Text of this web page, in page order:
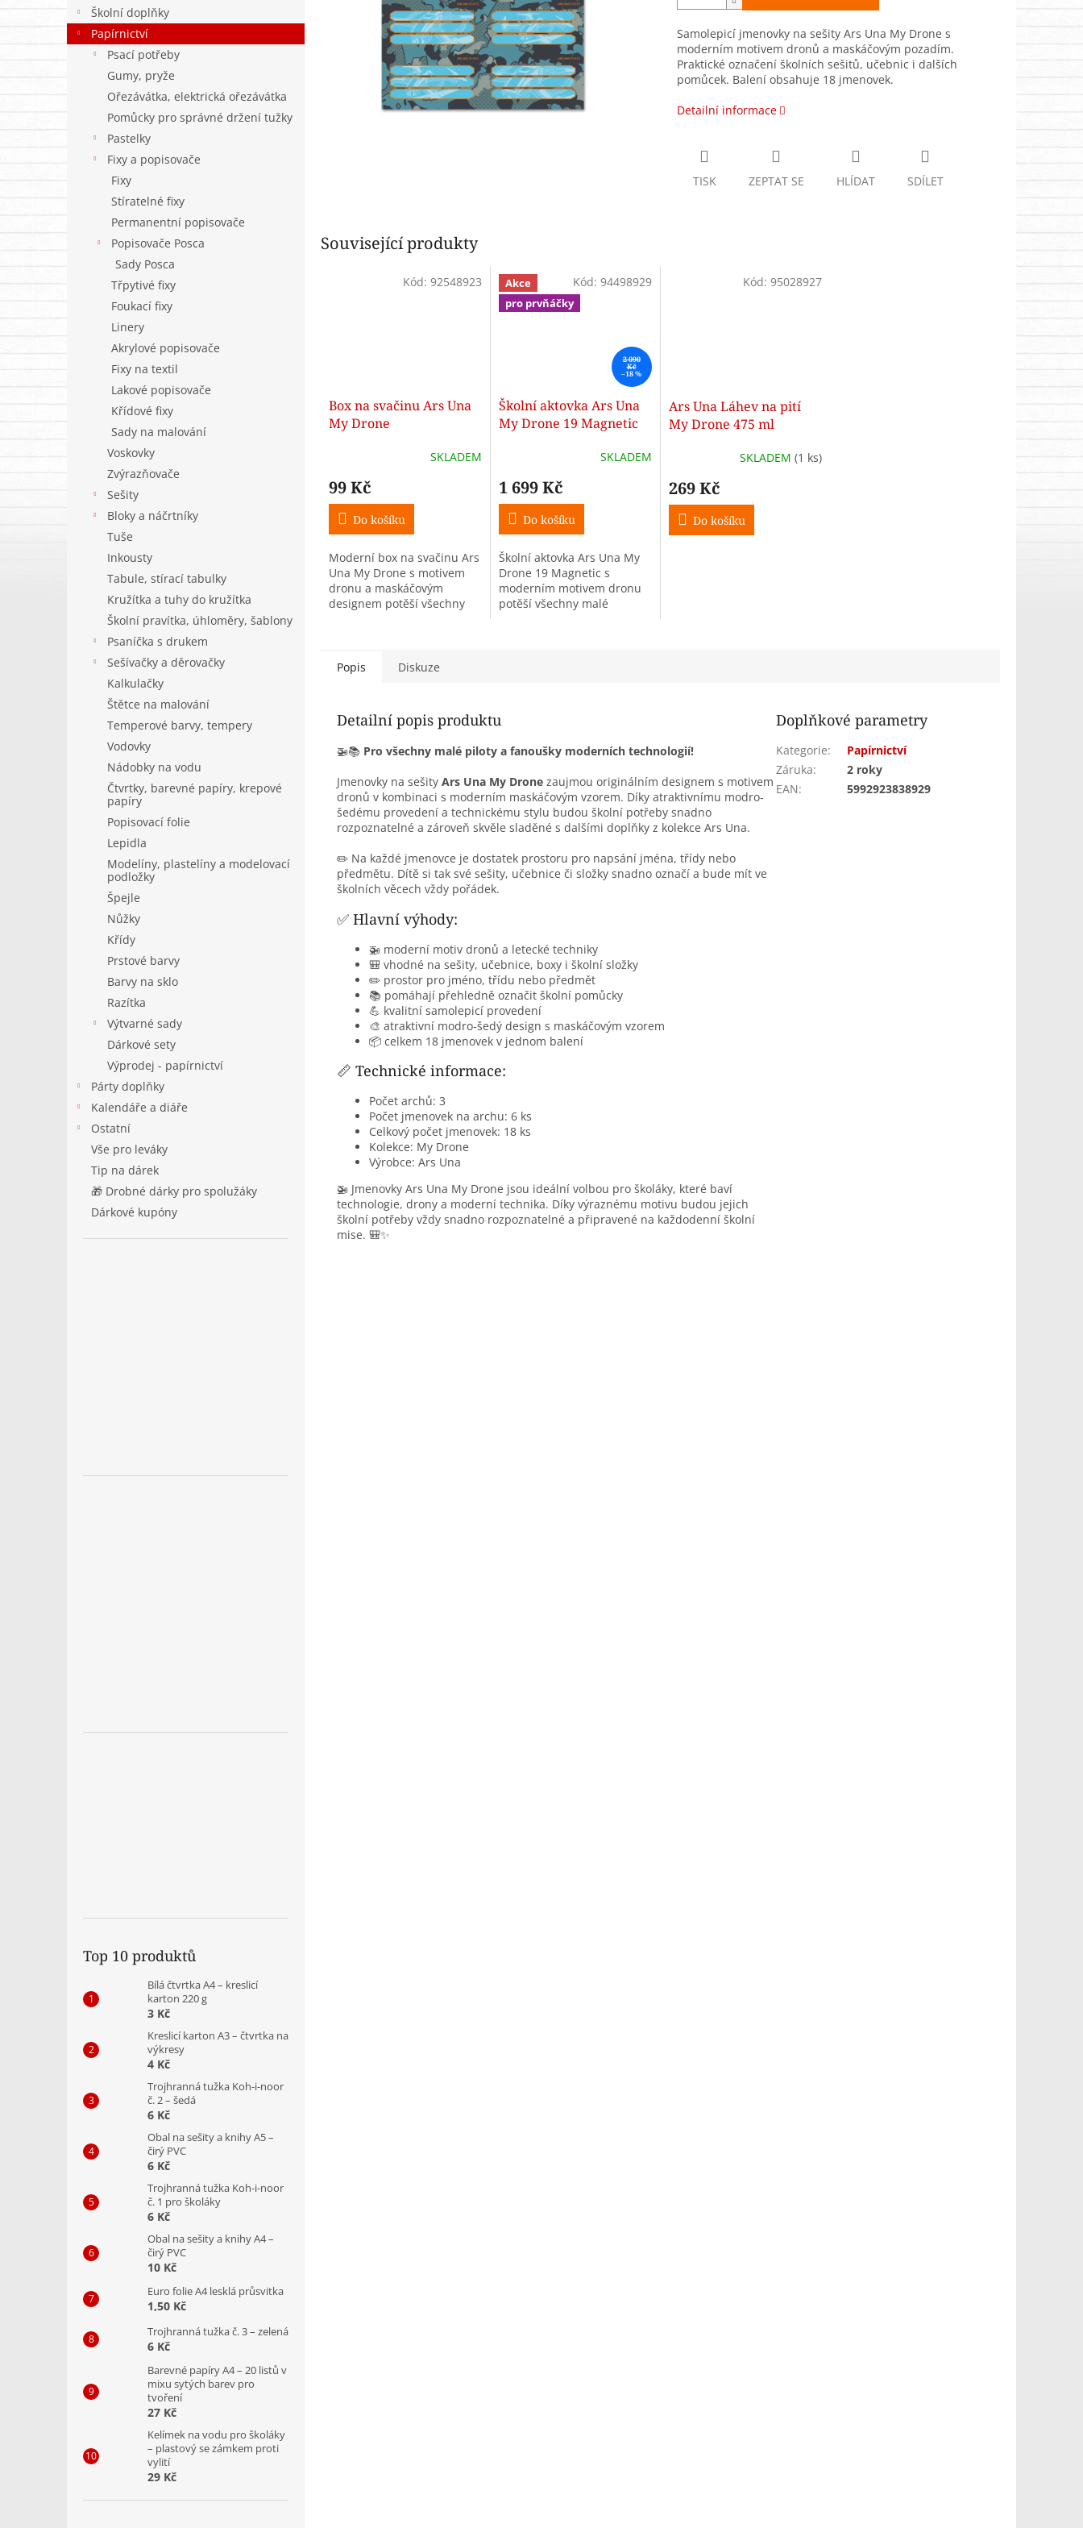
e
l
Školní doplňky
Papírnictví
Psací potřeby
Gumy, pryže
Ořezávátka, elektrická ořezávátka
Pomůcky pro správné držení tužky
Pastelky
Fixy a popisovače
Fixy
Stíratelné fixy
Permanentní popisovače
Popisovače Posca
Sady Posca
Třpytivé fixy
Foukací fixy
Linery
Akrylové popisovače
Fixy na textil
Lakové popisovače
Křídové fixy
Sady na malování
Voskovky
Zvýrazňovače
Sešity
Bloky a náčrtníky
Tuše
Inkousty
Tabule, stírací tabulky
Kružítka a tuhy do kružítka
Školní pravítka, úhloměry, šablony
Psaníčka s drukem
Sešívačky a děrovačky
Kalkulačky
Štětce na malování
Temperové barvy, tempery
Vodovky
Nádobky na vodu
Čtvrtky, barevné papíry, krepové
papíry
Popisovací folie
Lepidla
Modelíny, plastelíny a modelovací
podložky
Špejle
Nůžky
Křídy
Prstové barvy
Barvy na sklo
Razítka
Výtvarné sady
Dárkové sety
Výprodej - papírnictví
Párty doplňky
Kalendáře a diáře
Ostatní
Vše pro leváky
Tip na dárek
🎁 Drobné dárky pro spolužáky
Dárkové kupóny
Top 10 produktů
Bílá čtvrtka A4 – kreslicí
karton 220 g
3 Kč
Kreslicí karton A3 – čtvrtka na
výkresy
4 Kč
Trojhranná tužka Koh-i-noor
č. 2 – šedá
6 Kč
Obal na sešity a knihy A5 –
čirý PVC
6 Kč
Trojhranná tužka Koh-i-noor
č. 1 pro školáky
6 Kč
Obal na sešity a knihy A4 –
čirý PVC
10 Kč
Euro folie A4 lesklá průsvitka
1,50 Kč
Trojhranná tužka č. 3 – zelená
6 Kč
Barevné papíry A4 – 20 listů v
mixu sytých barev pro
tvoření
27 Kč
Kelímek na vodu pro školáky
– plastový se zámkem proti
vylití
29 Kč
Samolepicí jmenovky na sešity Ars Una My Drone s
moderním motivem dronů a maskáčovým pozadím.
Praktické označení školních sešitů, učebnic i dalších
pomůcek. Balení obsahuje 18 jmenovek.
Detailní informace
TISK ZEPTAT SE HLÍDAT SDÍLET
Související produkty
Box na svačinu Ars Una
My Drone
SKLADEM
99 Kč
Do košíku
Moderní box na svačinu Ars
Una My Drone s motivem
dronu a maskáčovým
designem potěší všechny
Kód: 92548923
Akce
pro prvňáčky
2 090
Kč
–18 %
Školní aktovka Ars Una
My Drone 19 Magnetic
SKLADEM
1 699 Kč
Do košíku
Školní aktovka Ars Una My
Drone 19 Magnetic s
moderním motivem dronu
potěší všechny malé
Kód: 94498929
Ars Una Láhev na pití
My Drone 475 ml
SKLADEM(1 ks)
269 Kč
Do košíku
Kód:95028927
Popis Diskuze
Detailní popis produktu
🚁📚 Pro všechny malé piloty a fanoušky moderních technologií!
Jmenovky na sešity Ars Una My Drone zaujmou originálním designem s motivem
dronů v kombinaci s moderním maskáčovým vzorem. Díky atraktivnímu modro-
šedému provedení a technickému stylu budou školní potřeby snadno
rozpoznatelné a zároveň skvěle sladěné s dalšími doplňky z kolekce Ars Una.
✏️ Na každé jmenovce je dostatek prostoru pro napsání jména, třídy nebo
předmětu. Dítě si tak své sešity, učebnice či složky snadno označí a bude mít ve
školních věcech vždy pořádek.
✅ Hlavní výhody:
🚁 moderní motiv dronů a letecké techniky
🎒 vhodné na sešity, učebnice, boxy i školní složky
✏️ prostor pro jméno, třídu nebo předmět
📚 pomáhají přehledně označit školní pomůcky
💪 kvalitní samolepicí provedení
🎨 atraktivní modro-šedý design s maskáčovým vzorem
📦 celkem 18 jmenovek v jednom balení
📏 Technické informace:
Počet archů: 3
Počet jmenovek na archu: 6 ks
Celkový počet jmenovek: 18 ks
Kolekce: My Drone
Výrobce: Ars Una
🚁 Jmenovky Ars Una My Drone jsou ideální volbou pro školáky, které baví
technologie, drony a moderní technika. Díky výraznému motivu budou jejich
školní potřeby vždy snadno rozpoznatelné a připravené na každodenní školní
mise. 🎒✨
Doplňkové parametry
Kategorie:
Papírnictví
Záruka:
2 roky
EAN: 5992923838929